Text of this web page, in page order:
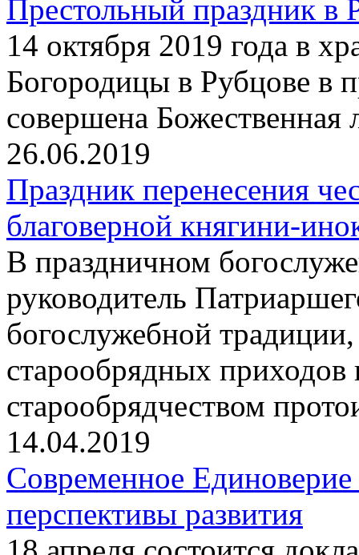
Престольный праздник в
14 октября 2019 года в
Богородицы в Рубцове в
совершена Божественная
26.06.2019
Праздник перенесения
благоверной княгини-
В праздничном
руководитель
богослужебной
старообрядных
старообрядчеством
14.04.2019
Современное
перспективы развития